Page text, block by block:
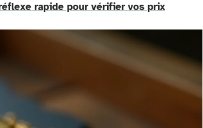
rapide pour vérifier vos prix